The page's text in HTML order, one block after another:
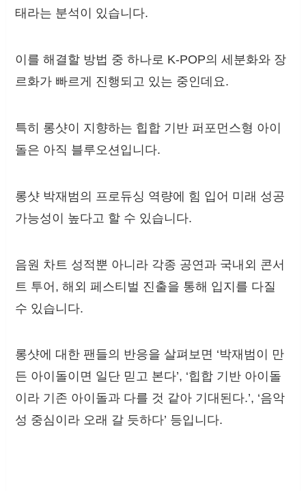
태라는 분석이 있습니다.
이를 해결할 방법 중 하나로 K-POP의 세분화와 장
르화가 빠르게 진행되고 있는 중인데요.
특히 롱샷이 지향하는 힙합 기반 퍼포먼스형 아이
돌은 아직 블루오션입니다.
롱샷 박재범의 프로듀싱 역량에 힘 입어 미래 성공
가능성이 높다고 할 수 있습니다.
음원 차트 성적뿐 아니라 각종 공연과 국내외 콘서
트 투어, 해외 페스티벌 진출을 통해 입지를 다질
수 있습니다.
롱샷에 대한 팬들의 반응을 살펴보면 ‘박재범이 만
든 아이돌이면 일단 믿고 본다’, ‘힙합 기반 아이돌
이라 기존 아이돌과 다를 것 같아 기대된다.’, ‘음악
성 중심이라 오래 갈 듯하다’ 등입니다.